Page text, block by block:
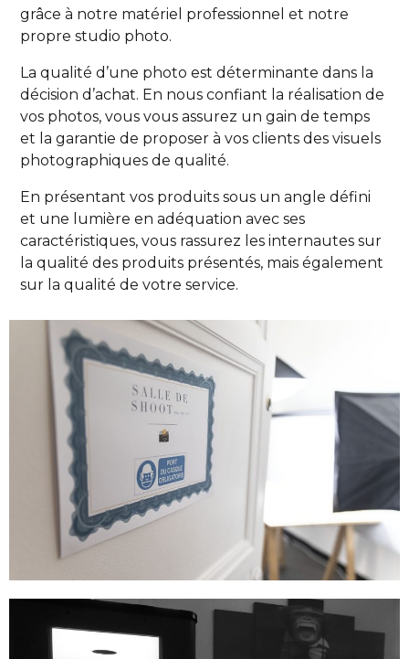
grâce à notre matériel professionnel et notre
propre studio photo.
La qualité d’une photo est déterminante dans la
décision d’achat. En nous confiant la réalisation de
vos photos, vous vous assurez un gain de temps
et la garantie de proposer à vos clients des visuels
photographiques de qualité.
En présentant vos produits sous un angle défini
et une lumière en adéquation avec ses
caractéristiques, vous rassurez les internautes sur
la qualité des produits présentés, mais également
sur la qualité de votre service.